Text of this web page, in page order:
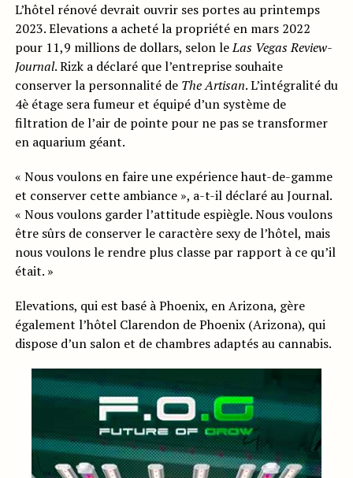
L’hôtel rénové devrait ouvrir ses portes au printemps
2023. Elevations a acheté la propriété en mars 2022
pour 11,9 millions de dollars, selon leLas Vegas Review-
Journal. Rizk a déclaré que l’entreprise souhaite
conserver la personnalité de The Artisan. L’intégralité du
4è étage sera fumeur et équipé d’un système de
filtration de l’air de pointe pour ne pas se transformer
en aquarium géant.
« Nous voulons en faire une expérience haut-de-gamme
et conserver cette ambiance », a-t-il déclaré au Journal.
« Nous voulons garder l’attitude espiègle. Nous voulons
être sûrs de conserver le caractère sexy de l’hôtel, mais
nous voulons le rendre plus classe par rapport à ce qu’il
était. »
Elevations, qui est basé à Phoenix, en Arizona, gère
également l’hôtel Clarendon de Phoenix (Arizona), qui
dispose d’un salon et de chambres adaptés au cannabis.